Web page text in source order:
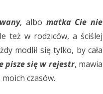
, albo matka Cie nie
też w rodziców, a ściślej
modlił się tylko, by cała
pisze się w rejestr, mawia
czasów.